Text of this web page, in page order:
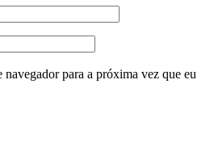
navegador para a próxima vez que eu